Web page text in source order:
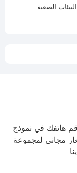
هاتفك في نموذج
مجاني لمجموعة